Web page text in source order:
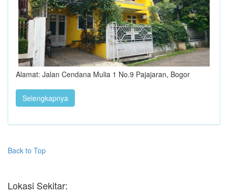
Alamat: Jalan Cendana Mulia 1 No.9 Pajajaran, Bogor
Selengkapnya
Back to Top
Lokasi Sekitar: